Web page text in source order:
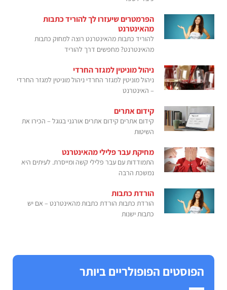
הפרמטרים שיעזרו לך להוריד כתבות
מהאינטרנט
להוריד כתבות מהאינטרנט רוצה למחוק כתבות
מהאינטרנט? מחפשים דרך להוריד
ניהול מוניטין למגזר החרדי
ניהול מוניטין למגזר החרדי ניהול מוניטין למגזר החרדי
– האינטרנט
קידום אתרים
קידום אתרים קידום אתרים אורגני בגוגל – הכירו את
השיטות
מחיקת עבר פלילי מהאינטרנט
התמודדות עם עבר פלילי קשה ומייסרת. לעיתים היא
נמשכת הרבה
הורדת כתבות
הורדת כתבות הורדת כתבות מהאינטרנט – אם יש
כתבות ישנות
הפוסטים הפופולריים ביותר